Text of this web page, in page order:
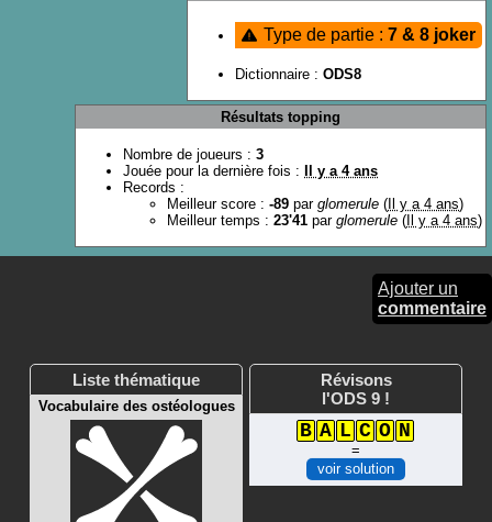
Type de partie : 7 & 8 joker
Dictionnaire : ODS8
Résultats topping
Nombre de joueurs : 3
Jouée pour la dernière fois :
Il y a 4 ans
Records :
Meilleur score : -89 par glomerule ( Il y a 4 ans)
Meilleur temps : 23'41 par glomerule ( Il y a 4 ans)
Ajouter un
commentaire
Liste thématique
Vocabulaire des ostéologues
Révisons
l'ODS 9 !
B A L C O N
=
voir solution